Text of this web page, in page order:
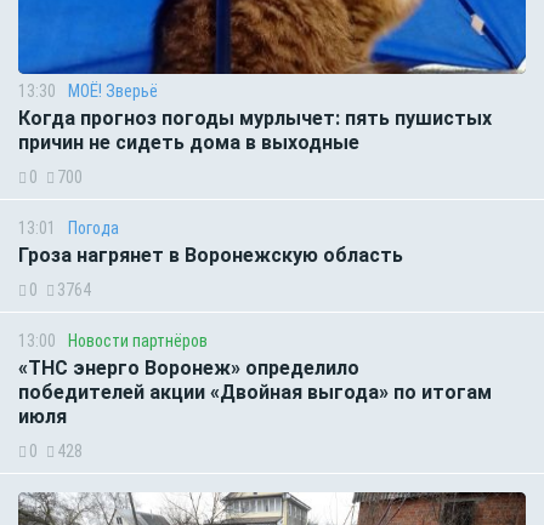
13:30 МОЁ! Зверьё
Когда прогноз погоды мурлычет: пять пушистых
причин не сидеть дома в выходные
0 700
13:01 Погода
Гроза нагрянет в Воронежскую область
0 3764
13:00 Новости партнёров
«ТНС энерго Воронеж» определило
победителей акции «Двойная выгода» по итогам
июля
0 428